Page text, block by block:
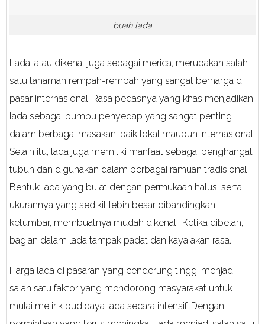
buah lada
Lada, atau dikenal juga sebagai merica, merupakan salah
satu tanaman rempah-rempah yang sangat berharga di
pasar internasional. Rasa pedasnya yang khas menjadikan
lada sebagai bumbu penyedap yang sangat penting
dalam berbagai masakan, baik lokal maupun internasional.
Selain itu, lada juga memiliki manfaat sebagai penghangat
tubuh dan digunakan dalam berbagai ramuan tradisional.
Bentuk lada yang bulat dengan permukaan halus, serta
ukurannya yang sedikit lebih besar dibandingkan
ketumbar, membuatnya mudah dikenali. Ketika dibelah,
bagian dalam lada tampak padat dan kaya akan rasa.
Harga lada di pasaran yang cenderung tinggi menjadi
salah satu faktor yang mendorong masyarakat untuk
mulai melirik budidaya lada secara intensif. Dengan